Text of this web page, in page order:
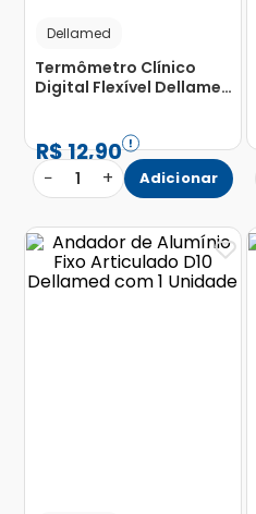
Dellamed
Termômetro Clínico
Digital Flexível Dellamed
R$12,90
− 1 + Adicionar